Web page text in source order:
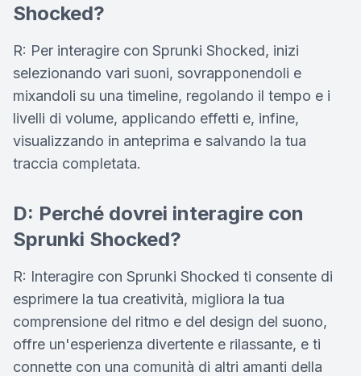
Shocked?
R: Per interagire con Sprunki Shocked, inizi
selezionando vari suoni, sovrapponendoli e
mixandoli su una timeline, regolando il tempo e i
livelli di volume, applicando effetti e, infine,
visualizzando in anteprima e salvando la tua
traccia completata.
D: Perché dovrei interagire con
Sprunki Shocked?
R: Interagire con Sprunki Shocked ti consente di
esprimere la tua creatività, migliora la tua
comprensione del ritmo e del design del suono,
offre un'esperienza divertente e rilassante, e ti
connette con una comunità di altri amanti della